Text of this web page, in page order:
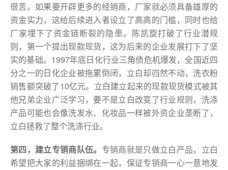
很苦。如果要开辟更多的经销商，厂家就必须具备雄厚的
资金实力，这给后续进入者设立了高高的门槛，同时也给
厂家埋下了资金链断裂的隐患。陈凯旋打破了行业潜规
则，第一个提出现款现货，这为后来的企业发展打下了坚
实的基础。1997年底日化行业三角债危机爆发，全国近四
分之一的日化企业被拖累倒闭，立白却岿然不动，洗衣粉
销售额突破了10亿元。立白建立起来的现款现货模式被其
他兄弟企业广泛学习，要不是立白改变了行业规则，洗涤
产品可能也会像洗发水、化妆品一样被外资企业垄断了，
立白拯救了整个洗涤行业。
第四，建立专销商队伍。 专销商就是只做立白产品，立白
希望把大家的利益捆绑在一起，保证专销商一心一意地发